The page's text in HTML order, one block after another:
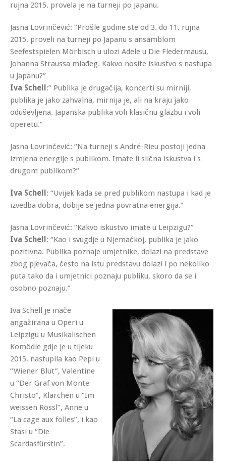
rujna 2015. provela je na turneji po Japanu.
Jasna Lovrinčević: “Prošle godine ste od 3. do 11. rujna
2015. proveli na turneji po Japanu s ansamblom
Seefestspielen Mörbisch u ulozi Adele u Die Fledermausu,
Johanna Straussa mlađeg. Kakvo nosite iskustvo s nastupa
u Japanu?”
Iva Schell :” Publika je drugačija, koncerti su mirniji,
publika je jako zahvalna, mirnija je, ali na kraju jako
oduševljena. Japanska publika voli klasičnu glazbu i voli
operetu.”
Jasna Lovrinčević: “Na turneji s André-Rieu postoji jedna
izmjena energije s publikom. Imate li slična iskustva i s
drugom publikom?”
Iva Schell : “Uvijek kada se pred publikom nastupa i kad je
izvedba dobra, dobije se jedna povratna energija.”
Jasna Lovrinčević: “Kakvo iskustvo imate u Leipzigu?”
Iva Schell : “Kao i svugdje u Njemačkoj, publika je jako
pozitivna. Publika poznaje umjetnike, dolazi na predstave
zbog pjevača, često na istu predstavu dolazi i po nekoliko
puta tako da i umjetnici poznaju publiku, skoro da se i
osobno poznaju.”
Iva Schell je inače
angažirana u Operi u
Leipzigu u Musikalischen
Komödie gdje je u tijeku
2015. nastupila kao Pepi u
“Wiener Blut”, Valentine
u “Der Graf von Monte
Christo”, Klärchen u “Im
weissen Rössl”, Anne u
“La cage aux folles”, i kao
Stasi u “Die
Scardasfürstin”.